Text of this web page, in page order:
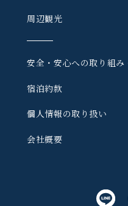
周辺観光
安全・安心への取り組み
宿泊約款
個人情報の取り扱い
会社概要